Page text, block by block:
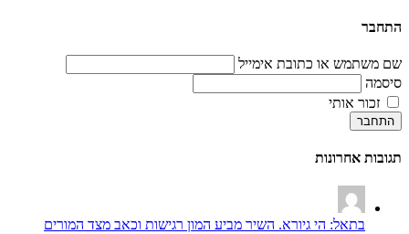
התחבר
שם משתמש או כתובת אימייל
סיסמה
זכור אותי
התחבר
תגובות אחרונות
בתאל: הי גיורא. השיר מביע המון רגישות וכאב מצד המורים